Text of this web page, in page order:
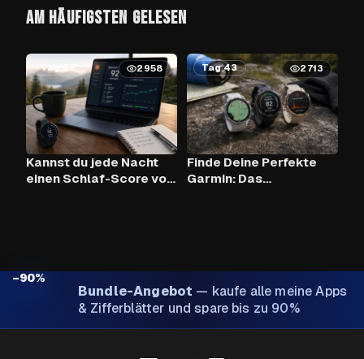
AM HÄUFIGSTEN GELESEN
Tag 62 2958
Kannst du jede Nacht
einen Schlaf-Score von
Tag 43 2713
Finde Deine Perfekte
Garmin: Das
−90%
Bundle-Angebot — kaufe alle meine Apps
& Zifferblätter und spare bis zu 90%